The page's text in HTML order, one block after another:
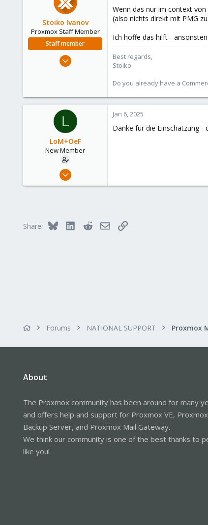
Stoiko Ivanov
Proxmox Staff Member
Staff member
May 2, 2018
Wenn das nur im context
(also nichts direkt mit PMG
Ich hoffe das hilft -
Best regards,
Stoiko
Do you already have a
L
LoM+OeF
New Member
Dec 2, 2024
Papenburg
Jan 6, 2025
Danke für die Einschätzung -
Share: Bluesky LinkedInRedditEmailLink
Forums NATIONAL SUPPORT
About
The Proxmox community has been around for many
and offers help and support for Proxmox VE, Proxmox
Backup Server, and Proxmox Mail Gateway.
We think our community is one of the best thanks to
like you!